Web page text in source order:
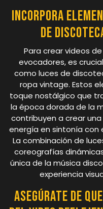
Incorpora
de
Para crear videos
evocadores, es
como luces de
ropa vintage. Estos
toque nostálgico que
la época dorada de la
contribuyen a crear
energía en sintonía con
La combinación de
coreografías
única de la música
experiencia
Asegúrate de